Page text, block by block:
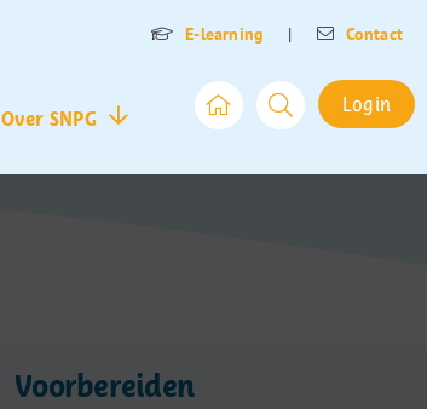
E-learning | Contact
Over SNPG
Login
Voorbereiden